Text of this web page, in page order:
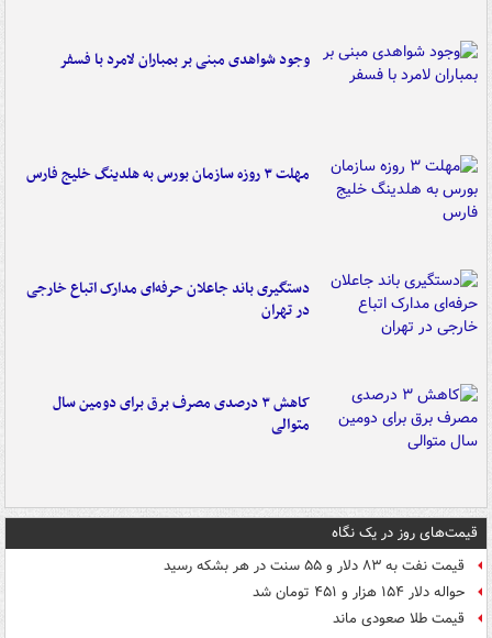
وجود شواهدی مبنی بر بمباران لامرد با فسفر
مهلت ۳ روزه سازمان بورس به هلدینگ خلیج فارس
دستگیری باند جاعلان حرفه‌ای مدارک اتباع خارجی
در تهران
کاهش ۳ درصدی مصرف برق برای دومین سال
متوالی
قیمت‌های روز در یک نگاه
قیمت نفت به ۸۳ دلار و ۵۵ سنت در هر بشکه رسید
حواله دلار ۱۵۴ هزار و ۴۵۱ تومان شد
قیمت طلا صعودی ماند